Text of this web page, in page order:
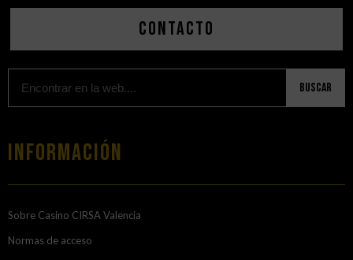
Contacto
Buscar
Información
Sobre Casino CIRSA Valencia
Normas de acceso